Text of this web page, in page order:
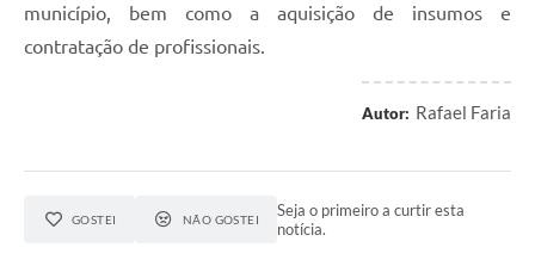
município, bem como a aquisição de insumos e
contratação de profissionais.
Autor: Rafael Faria
GOSTEI NÃO GOSTEI
Seja o primeiro a curtir esta
notícia.